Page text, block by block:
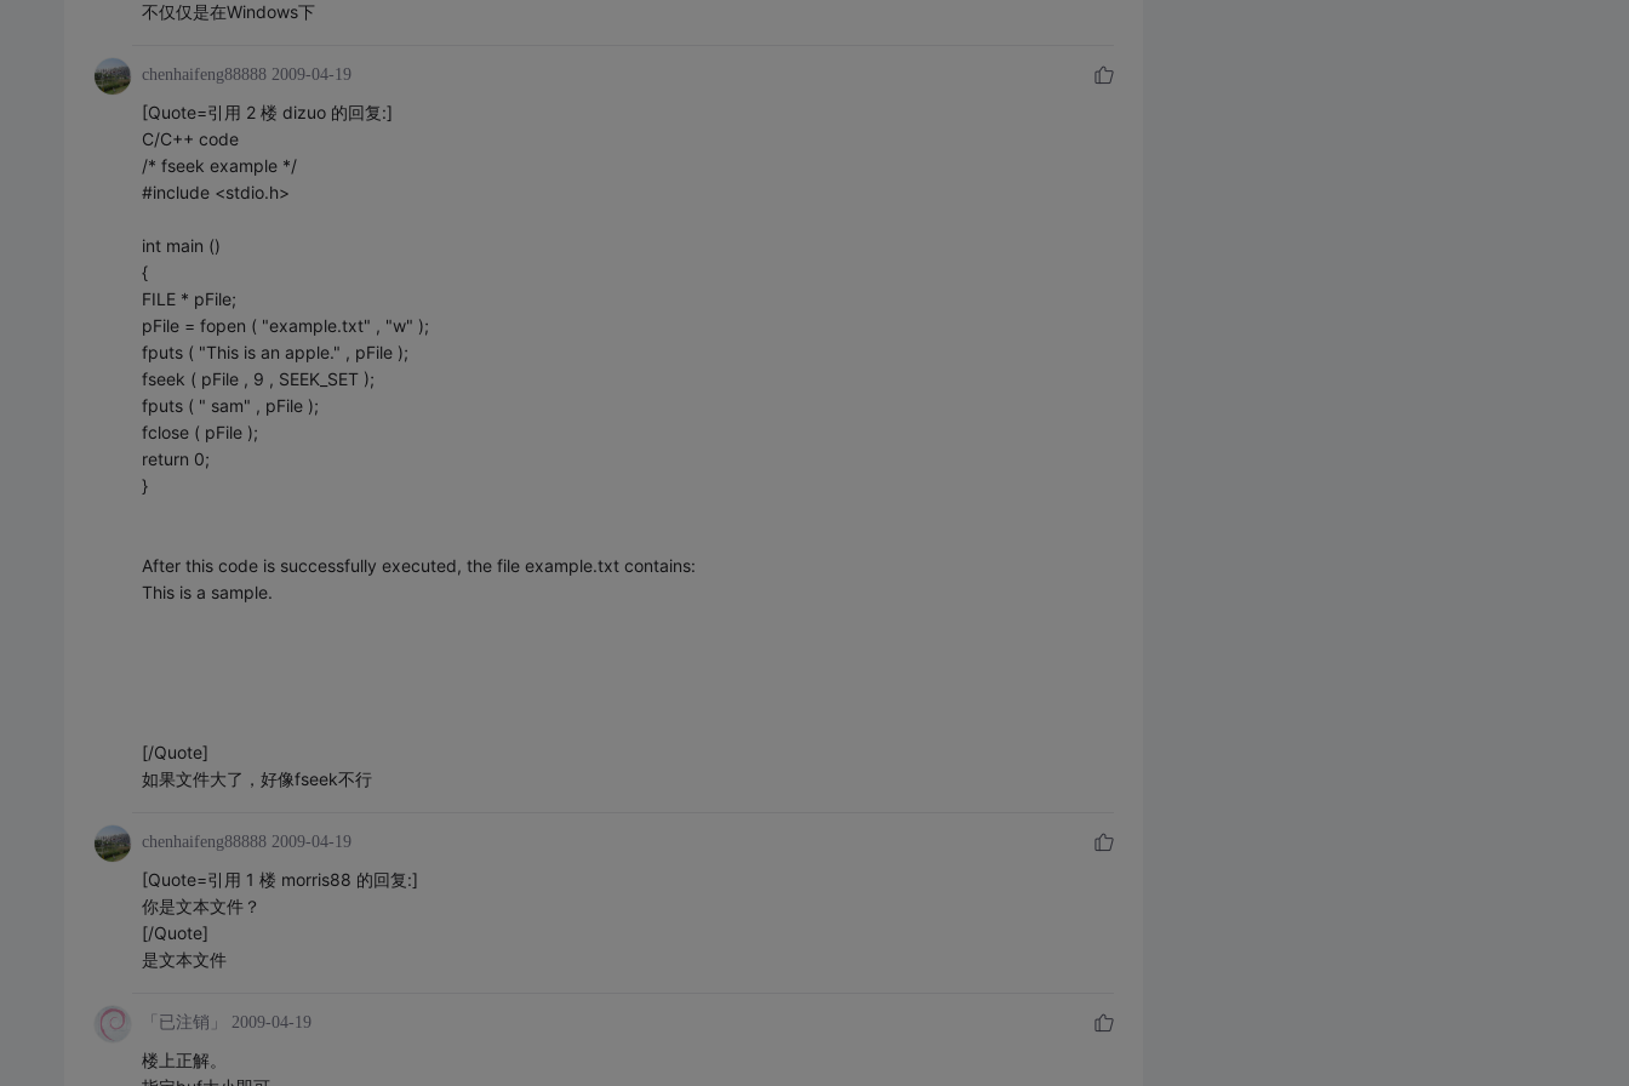
不仅仅是在Windows下
chenhaifeng88888 2009-04-19
[Quote=引用 2 楼 dizuo 的回复:]
C/C++ code
/* fseek example */
#include <stdio.h>
int main ()
{
FILE * pFile;
pFile = fopen ( "example.txt" , "w" );
fputs ( "This is an apple." , pFile );
fseek ( pFile , 9 , SEEK_SET );
fputs ( " sam" , pFile );
fclose ( pFile );
return 0;
}
After this code is successfully executed, the file example.txt contains:
This is a sample.
[/Quote]
如果文件大了，好像fseek不行
chenhaifeng88888 2009-04-19
[Quote=引用 1 楼 morris88 的回复:]
你是文本文件？
[/Quote]
是文本文件
「已注销」 2009-04-19
楼上正解。